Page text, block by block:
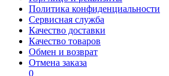
Политика конфиденциальности
Сервисная служба
Качество доставки
Качество товаров
Обмен и возврат
Отмена заказа
0